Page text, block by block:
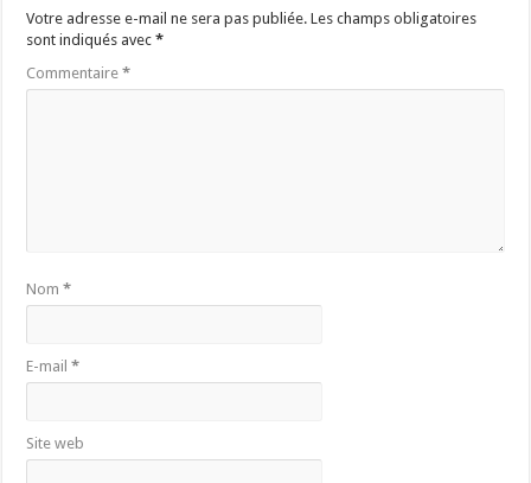
Votre adresse e-mail ne sera pas publiée. Les champs obligatoires
sont indiqués avec*
Commentaire*
Nom*
E-mail*
Site web